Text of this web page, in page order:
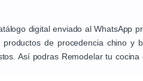
digital enviado al WhatsApp
de procedencia chino y
Así podras Remodelar tu